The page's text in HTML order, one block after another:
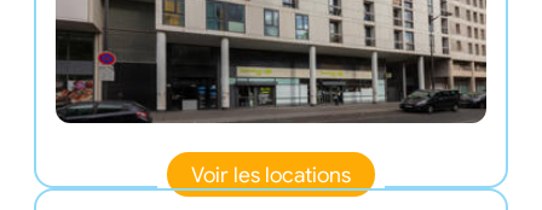
Voir les locations